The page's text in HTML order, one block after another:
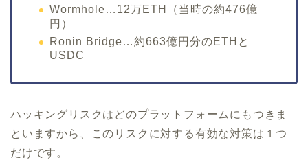
Wormhole…12万ETH（当時の約476億
円）
Ronin Bridge…約663億円分のETHと
USDC
ハッキングリスクはどのプラットフォームにもつきま
といますから、このリスクに対する有効な対策は１つ
だけです。